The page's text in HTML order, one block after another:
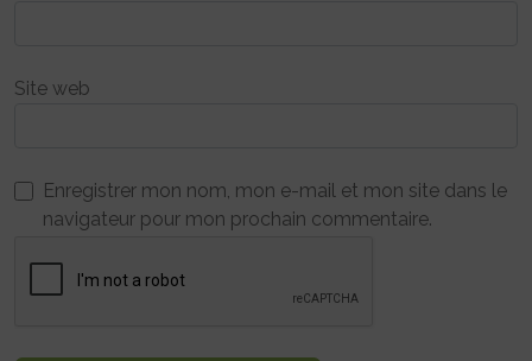
Site web
Enregistrer mon nom, mon e-mail et mon site dans le
navigateur pour mon prochain commentaire.